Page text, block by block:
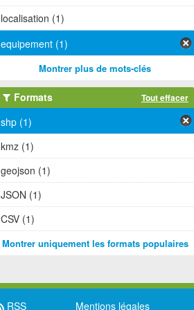
localisation (1)
equipement (1)
Montrer plus de mots-clés
Formats Tout effacer
shp (1)
kmz (1)
geojson (1)
JSON (1)
CSV (1)
Montrer uniquement les formats populaires
RSS Mentions légales